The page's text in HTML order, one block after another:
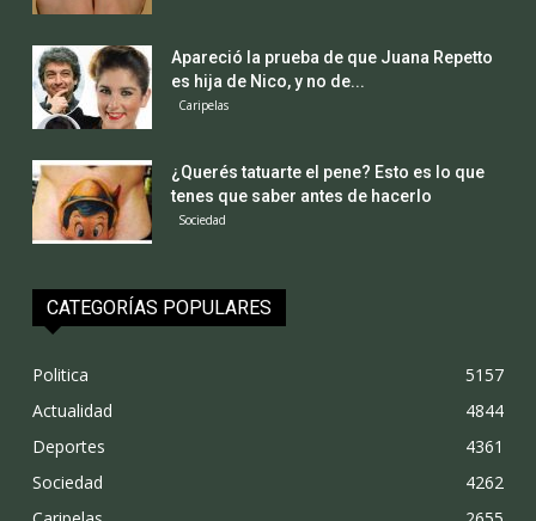
Apareció la prueba de que Juana Repetto
es hija de Nico, y no de...
Caripelas
¿Querés tatuarte el pene? Esto es lo que
tenes que saber antes de hacerlo
Sociedad
CATEGORÍAS POPULARES
Politica
5157
Actualidad
4844
Deportes
4361
Sociedad
4262